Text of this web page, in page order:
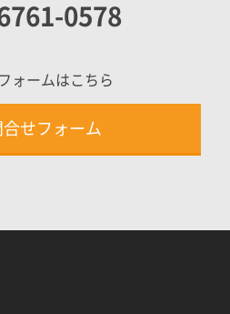
0578
ォームはこちら
合せフォーム